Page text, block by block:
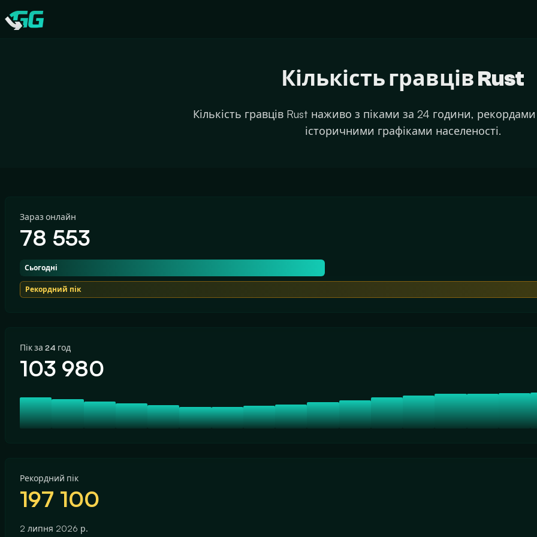
Swap.gg
CATEGORIES
Кількість гравців Rust
Кількість гравців Rust наживо з піками за 24 години,
історичними графіками населеності.
Зараз онлайн
78 553
Сьогодні
Рекордний пік
Пік за 24 год
103 980
Рекордний пік
197 100
2 липня 2026 р.